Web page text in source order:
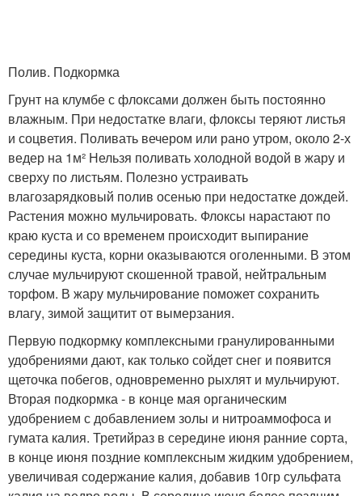
Полив. Подкормка
Грунт на клумбе с флоксами должен быть постоянно
влажным. При недостатке влаги, флоксы теряют листья
и соцветия. Поливать вечером или рано утром, около 2-х
ведер на 1м² Нельзя поливать холодной водой в жару и
сверху по листьям. Полезно устраивать
влагозарядковый полив осенью при недостатке дождей.
Растения можно мульчировать. Флоксы нарастают по
краю куста и со временем происходит выпирание
середины куста, корни оказываются оголенными. В этом
случае мульчируют скошенной травой, нейтральным
торфом. В жару мульчирование поможет сохранить
влагу, зимой защитит от вымерзания.
Первую подкормку комплексными гранулированными
удобрениями дают, как только сойдет снег и появится
щеточка побегов, одновременно рыхлят и мульчируют.
Вторая подкормка - в конце мая органическим
удобрением с добавлением золы и нитроаммофоса и
гумата калия. Третийраз в середине июня ранние сорта,
в конце июня поздние комплексным жидким удобрением,
увеличивая содержание калия, добавив 10гр сульфата